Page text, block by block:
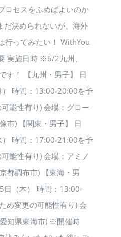
ロセスをふめばよいのか
決められないが、海外
行ってみたい！ WithYou
実施日時 ※6/2九州、
す！ 【九州・男子】 日
時間：13:00-20:00を予
能性有り) 会場：グロー
市) 【関東・男子】 日
時間：17:00-21:00を予
能性有り) 会場：アミノ
都調布市) 【東海・男
日（木） 時間：13:00-
め変更の可能性有り) 会
知県東海市) ※開催時